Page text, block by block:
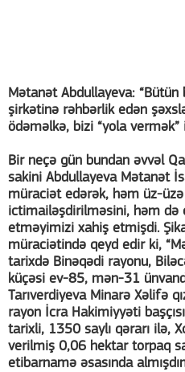
Mətanət Abdullayeva: “Bütün
şirkətinə rəhbərlik edən
ödəməlkə, bizi “yola vermək”
Bir neçə gün bundan əvvəl
sakini Abdullayeva Mətanət
müraciət edərək, həm üz-üzə
ictimailəşdirilməsini, həm də
etməyimizi xahiş etmişdi.
müraciətində qeyd edir ki,
tarixdə Binəqədi rayonu,
küçəsi ev-85, mən-31
Tarıverdiyeva Minarə Xəlifə
rayon İcra Hakimiyyəti
tarixli, 1350 saylı qərarı ilə,
verilmiş 0,06 hektar torpaq
etibarnamə əsasında